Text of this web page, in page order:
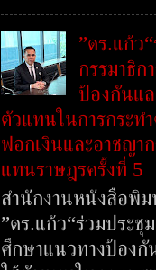
”ดร.แก้ว
กรรมาธิก
ป้องกันแ
ตัวแทนในการกระท
ฟอกเงินและอาชญา
แทนราษฎรครั้งที่ 5
สำนักงานหนังสือพิ
”ดร.แก้ว“ร่วมประชุ
ศึกษาแนวทางป้องกั